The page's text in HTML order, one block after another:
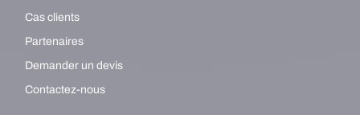
Cas clients
Partenaires
Demander un devis
Contactez-nous